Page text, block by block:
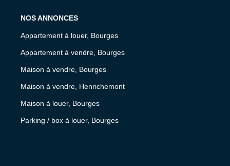
NOS ANNONCES
Appartement à louer, Bourges
Appartement à vendre, Bourges
Maison à vendre, Bourges
Maison à vendre, Henrichemont
Maison à louer, Bourges
Parking / box à louer, Bourges